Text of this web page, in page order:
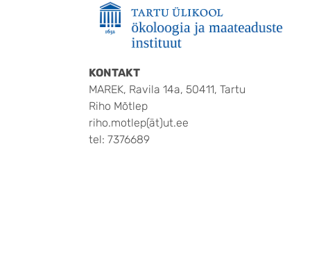
KONTAKT
MAREK, Ravila 14a, 50411, Tartu
Riho Mõtlep
riho.motlep(ät)ut.ee
tel: 7376689